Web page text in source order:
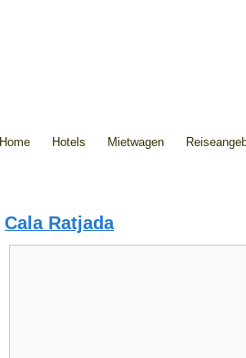
Home Hotels Mietwagen
Cala Ratjada